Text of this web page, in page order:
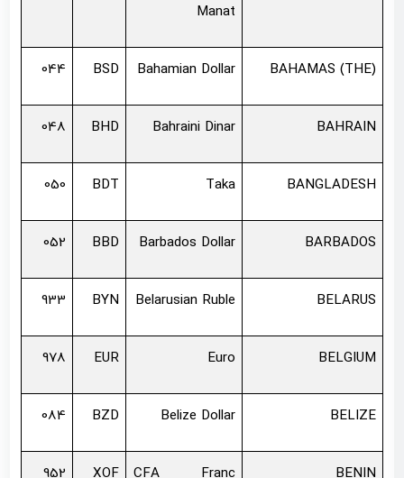
Manat
BAHAMAS (THE)
Bahamian Dollar
BSD
044
BAHRAIN
Bahraini Dinar
BHD
048
BANGLADESH
Taka
BDT
050
BARBADOS
Barbados Dollar
BBD
052
BELARUS
Belarusian Ruble
BYN
933
BELGIUM
Euro
EUR
978
BELIZE
Belize Dollar
BZD
084
BENIN
CFA Franc
XOF
952